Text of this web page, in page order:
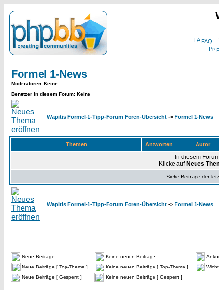
FAQ
Formel 1-News
Moderatoren: Keine
Benutzer in diesem Forum: Keine
Wapitis Formel-1-Tipp-Forum Foren-Übersicht -> Formel 1-News
Themen Antworten Autor
In diesem
Klicke auf Neues
Siehe Beiträge der
Wapitis Formel-1-Tipp-Forum Foren-Übersicht -> Formel 1-News
Neue Beiträge Keine neuen Beiträge
Neue Beiträge [ Top-Thema ]
Keine neuen Beiträge [ Top-Thema ]
Neue Beiträge [ Gesperrt ]
Keine neuen Beiträge [ Gesperrt ]